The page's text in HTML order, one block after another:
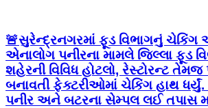
🚨સુરેન્દ્રનગરમાં ફૂડ વિભાગનું ચેકિંગ
એનાલોગ પનીરના મામલે જિલ્લા ફૂડ
શહેરની વિવિધ હોટલો, રેસ્ટોરન્ટ
બનાવતી ફેક્ટરીઓમાં ચેકિંગ હાથ ધર્યું.
પનીર અને બટરના સેમ્પલ લઈ તપાસ